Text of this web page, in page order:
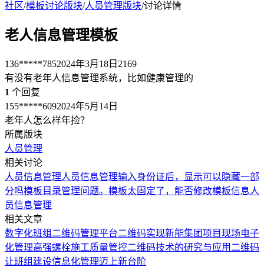
社区/模板讨论版块/人员管理版块/讨论详情
老人信息管理模板
136*****7852024年3月18日 2169
有没有老年人信息管理系统，比如健康管理的
1 个回复
155*****6092024年5月14日
老年人怎么样年捡？
所属版块
人员管理
相关讨论
人员信息管理人员信息管理输入身份证后，显示可以隐藏一部
分吗模板目录管理问题。 模板太固定了，能否修改模板信息人
员信息管理
相关文章
数字化班组二维码管理平台二维码实现新能集团项目现场电子
化管理高强螺栓施工质量管控二维码技术的研究与应用 二维码
让班组建设信息化管理迈上新台阶